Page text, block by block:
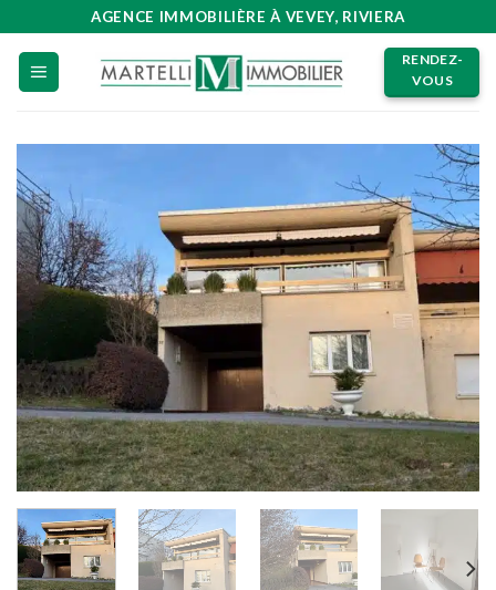
contenu
AGENCE IMMOBILIÈRE À VEVEY, RIVIERA
RENDEZ-
VOUS